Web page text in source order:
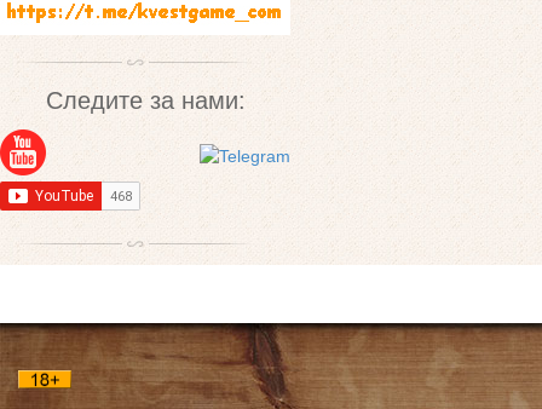
Следите за нами: